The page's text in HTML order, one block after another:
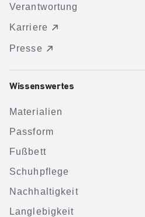
Verantwortung
Karriere
Presse
Wissenswertes
Materialien
Passform
Fußbett
Schuhpflege
Nachhaltigkeit
Langlebigkeit